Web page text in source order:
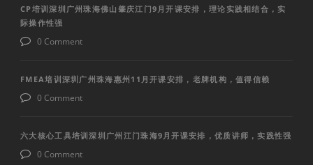
CP培训深圳广州珠海佛山肇庆江门9月开课安排，理论实践相结合，实
际操作性强
0 Comment
FMEA培训深圳广州珠海惠州11月开课安排，老牌机构，值得信赖
0 Comment
六大核心工具培训深圳广州江门珠海9月开课安排，优质讲师，实践性强
0 Comment